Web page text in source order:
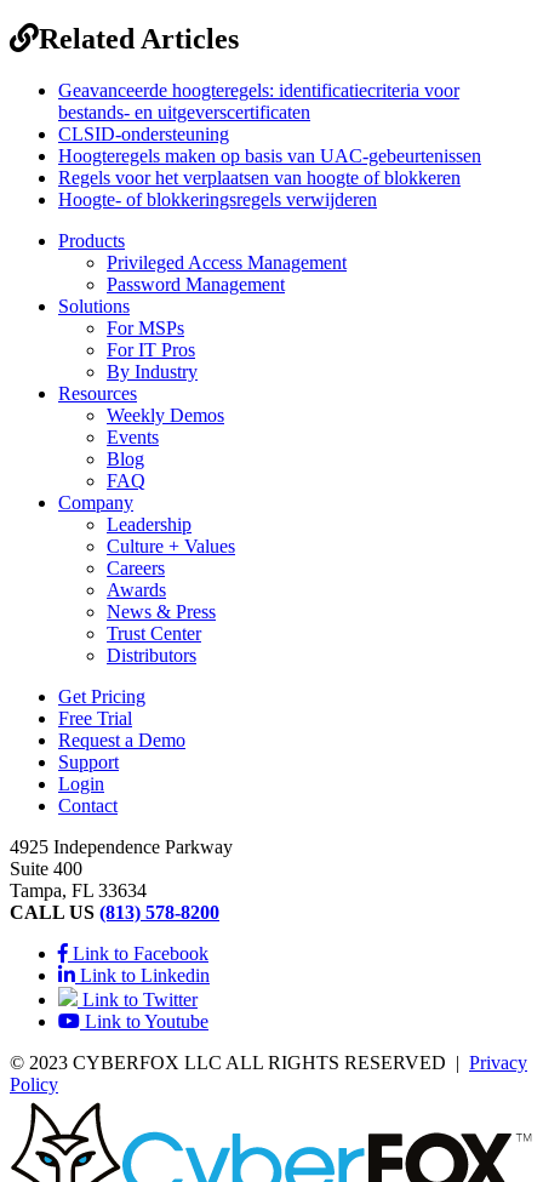
Related Articles
Geavanceerde hoogteregels: identificatiecriteria voor
bestands- en uitgeverscertificaten
CLSID-ondersteuning
Hoogteregels maken op basis van UAC-gebeurtenissen
Regels voor het verplaatsen van hoogte of blokkeren
Hoogte- of blokkeringsregels verwijderen
Products
Privileged Access Management
Password Management
Solutions
For MSPs
For IT Pros
By Industry
Resources
Weekly Demos
Events
Blog
FAQ
Company
Leadership
Culture + Values
Careers
Awards
News & Press
Trust Center
Distributors
Get Pricing
Free Trial
Request a Demo
Support
Login
Contact
4925 Independence Parkway
Suite 400
Tampa, FL 33634
CALL US (813) 578-8200
Link to Facebook
Link to Linkedin
Link to Twitter
Link to Youtube
© 2023 CYBERFOX LLC ALL RIGHTS RESERVED | Privacy
Policy